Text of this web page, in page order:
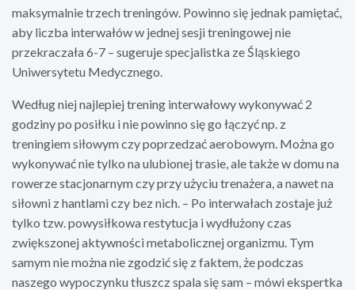
maksymalnie trzech treningów. Powinno się jednak pamiętać,
aby liczba interwałów w jednej sesji treningowej nie
przekraczała 6-7 – sugeruje specjalistka ze Śląskiego
Uniwersytetu Medycznego.
Według niej najlepiej trening interwałowy wykonywać 2
godziny po posiłku i nie powinno się go łączyć np. z
treningiem siłowym czy poprzedzać aerobowym. Można go
wykonywać nie tylko na ulubionej trasie, ale także w domu na
rowerze stacjonarnym czy przy użyciu trenażera, a nawet na
siłowni z hantlami czy bez nich. – Po interwałach zostaje już
tylko tzw. powysiłkowa restytucja i wydłużony czas
zwiększonej aktywności metabolicznej organizmu. Tym
samym nie można nie zgodzić się z faktem, że podczas
naszego wypoczynku tłuszcz spala się sam – mówi ekspertka